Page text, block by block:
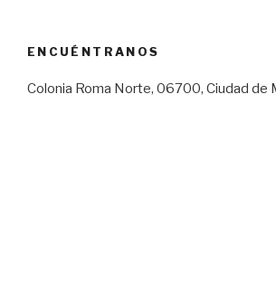
ENCUÉNTRANOS
Colonia Roma Norte, 06700, Ciudad de